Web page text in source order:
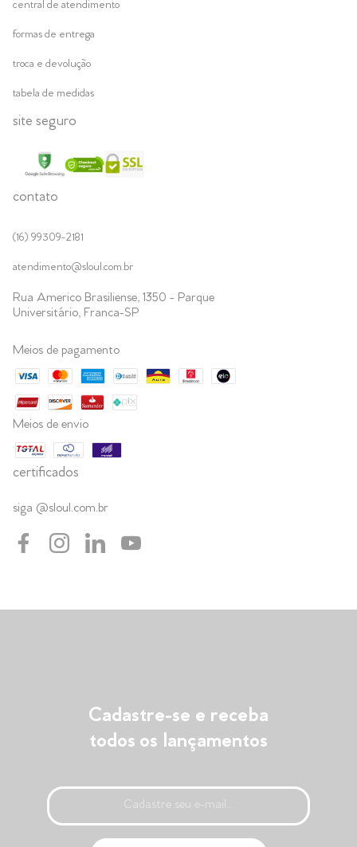
central de atendimento
formas de entrega
troca e devolução
tabela de medidas
site seguro
contato
(16) 99309-2181
atendimento@sloul.com.br
Rua Americo Brasiliense, 1350 - Parque
Universitário, Franca-SP
Meios de pagamento
Meios de envio
certificados
siga @sloul.com.br
Cadastre-se e receba
todos os lançamentos